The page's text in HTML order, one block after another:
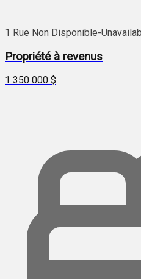
1 Rue Non Disponible-
Propriété à revenus
1 350 000 $